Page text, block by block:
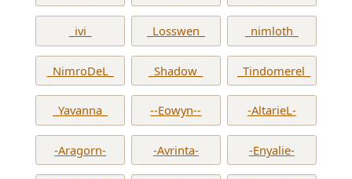
_ivi_ _Losswen_ _nimloth_
_NimroDeL_ _Shadow_ _Tindomerel_
_Yavanna_ --Eowyn-- -AltarieL-
-Aragorn- -Avrinta- -Enyalie-